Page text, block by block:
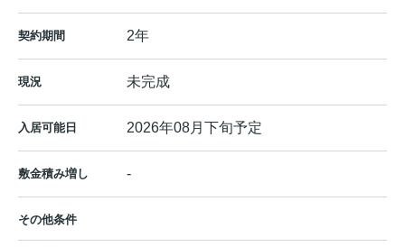
契約期間 2年
現況 未完成
入居可能日 2026年08月下旬予定
敷金積み増し -
その他条件